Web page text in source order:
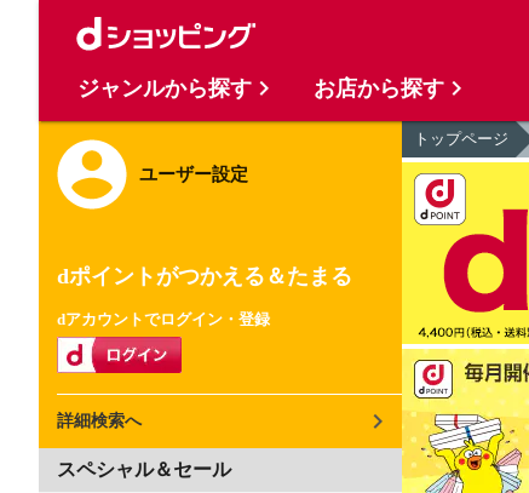
ユーザー設定
dポイントがつかえる＆たまる
dアカウントでログイン・登録
詳細検索へ
スペシャル＆セール
トップページ
ジャンルから探す お店から探す